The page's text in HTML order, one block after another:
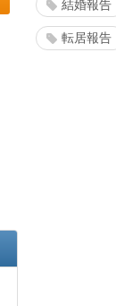
結婚報告
転居報告